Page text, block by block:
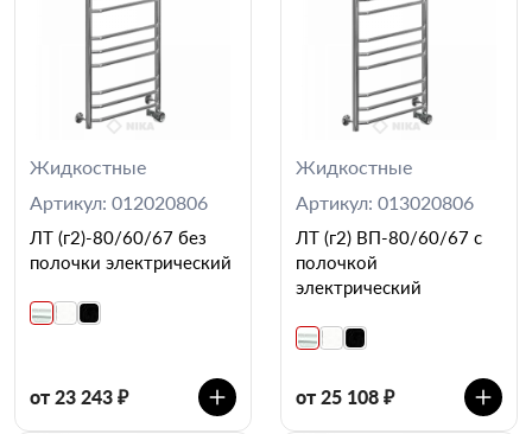
Жидкостные
Артикул: 012020806
ЛТ (г2)-80/60/67 без
полочки электрический
от 23 243 ₽
Жидкостные
Артикул: 013020806
ЛТ (г2) ВП-80/60/67 с
полочкой
электрический
от 25 108 ₽